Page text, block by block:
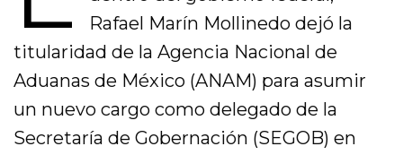
Rafael Marín Mollinedo dejó la
titularidad de la Agencia Nacional de
Aduanas de México (ANAM) para asumir
un nuevo cargo como delegado de la
Secretaría de Gobernación (SEGOB) en